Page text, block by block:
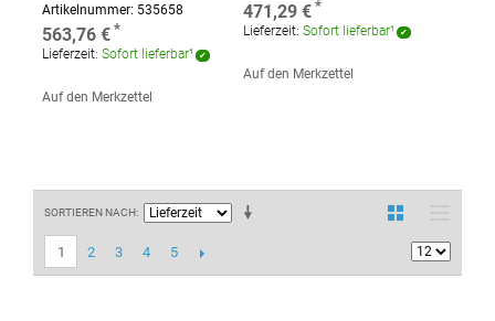
Artikelnummer: 535658
563,76 €
Lieferzeit: Sofort lieferbar¹
Auf den Merkzettel
471,29 €
Lieferzeit: Sofort lieferbar¹
Auf den Merkzettel
SORTIEREN NACH
1 2 3 4 5